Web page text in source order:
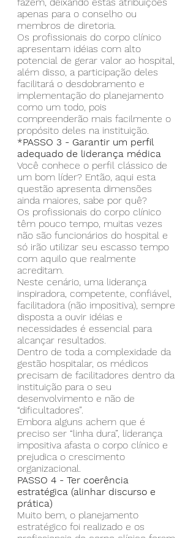
apenas para o conselho ou
membros de diretoria.
Os profissionais do corpo clínico
apresentam idéias com alto
potencial de gerar valor ao hospital,
além disso, a participação deles
facilitará o desdobramento e
implementação do planejamento
como um todo, pois
compreenderão mais facilmente o
propósito deles na instituição.
*PASSO 3 - Garantir um perfil
adequado de liderança médica
Você conhece o perfil clássico de
um bom líder? Então, aqui esta
questão apresenta dimensões
ainda maiores, sabe por quê?
Os profissionais do corpo clínico
têm pouco tempo, muitas vezes
não são funcionários do hospital e
só irão utilizar seu escasso tempo
com aquilo que realmente
acreditam.
Neste cenário, uma liderança
inspiradora, competente, confiável,
facilitadora (não impositiva), sempre
disposta a ouvir idéias e
necessidades é essencial para
alcançar resultados.
Dentro de toda a complexidade da
gestão hospitalar, os médicos
precisam de facilitadores dentro da
instituição para o seu
desenvolvimento e não de
“dificultadores”.
Embora alguns achem que é
preciso ser “linha dura”, liderança
impositiva afasta o corpo clínico e
prejudica o crescimento
organizacional.
PASSO 4 - Ter coerência
estratégica (alinhar discurso e
prática)
Muito bem, o planejamento
estratégico foi realizado e os